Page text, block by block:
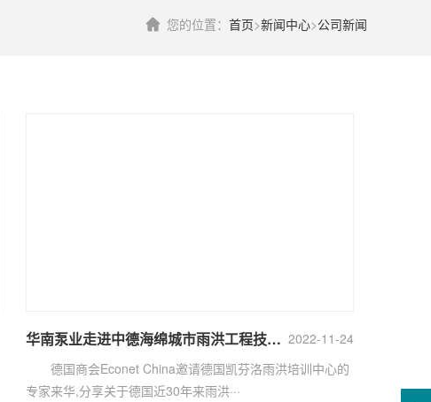
您的位置： 首页>新闻中心>公司新闻
2022-11-24
华南泵业走进中德海绵城市雨洪工程技术研讨会
德国商会Econet China邀请德国凯芬洛雨洪培训中心的
专家来华,分享关于德国近30年来雨洪···